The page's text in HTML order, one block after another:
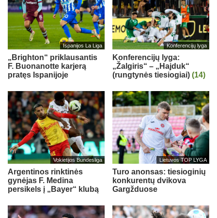
Ispanijos La Liga
„Brighton“ priklausantis
F. Buonanotte karjerą
pratęs Ispanijoje
Konferencijų lyga
Konferencijų lyga:
„Žalgiris“ – „Hajduk“
(rungtynės tiesiogiai) (14)
Vokietijos Bundesliga
Argentinos rinktinės
gynėjas F. Medina
persikels į „Bayer“ klubą
Lietuvos TOP LYGA
Turo anonsas: tiesioginių
konkurentų dvikova
Gargžduose